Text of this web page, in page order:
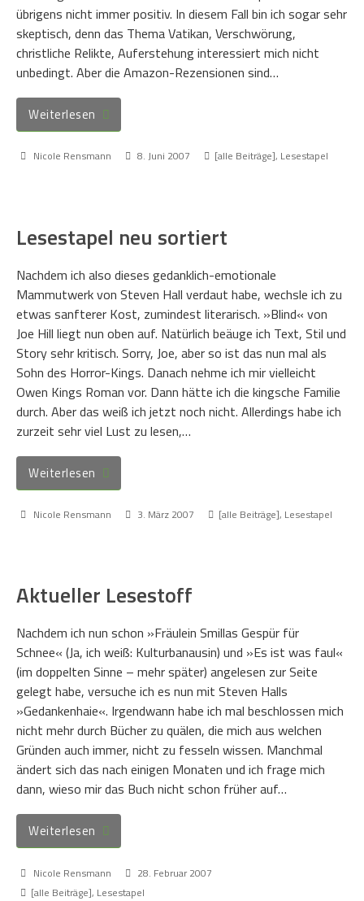
übrigens nicht immer positiv. In diesem Fall bin ich sogar sehr
skeptisch, denn das Thema Vatikan, Verschwörung,
christliche Relikte, Auferstehung interessiert mich nicht
unbedingt. Aber die Amazon-Rezensionen sind…
Weiterlesen
Nicole Rensmann 8. Juni 2007 [alle Beiträge], Lesestapel
Lesestapel neu sortiert
Nachdem ich also dieses gedanklich-emotionale
Mammutwerk von Steven Hall verdaut habe, wechsle ich zu
etwas sanfterer Kost, zumindest literarisch. »Blind« von
Joe Hill liegt nun oben auf. Natürlich beäuge ich Text, Stil und
Story sehr kritisch. Sorry, Joe, aber so ist das nun mal als
Sohn des Horror-Kings. Danach nehme ich mir vielleicht
Owen Kings Roman vor. Dann hätte ich die kingsche Familie
durch. Aber das weiß ich jetzt noch nicht. Allerdings habe ich
zurzeit sehr viel Lust zu lesen,…
Weiterlesen
Nicole Rensmann 3. März 2007 [alle Beiträge], Lesestapel
Aktueller Lesestoff
Nachdem ich nun schon »Fräulein Smillas Gespür für
Schnee« (Ja, ich weiß: Kulturbanausin) und »Es ist was faul«
(im doppelten Sinne – mehr später) angelesen zur Seite
gelegt habe, versuche ich es nun mit Steven Halls
»Gedankenhaie«. Irgendwann habe ich mal beschlossen mich
nicht mehr durch Bücher zu quälen, die mich aus welchen
Gründen auch immer, nicht zu fesseln wissen. Manchmal
ändert sich das nach einigen Monaten und ich frage mich
dann, wieso mir das Buch nicht schon früher auf…
Weiterlesen
Nicole Rensmann
28. Februar 2007
[alle Beiträge], Lesestapel